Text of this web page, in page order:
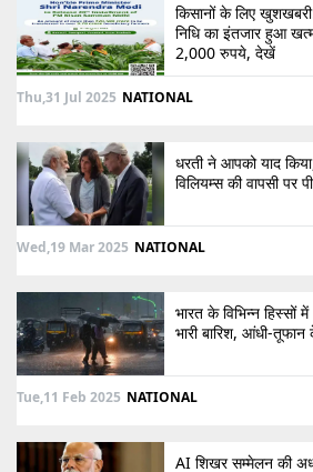
किसानों के लिए
निधि का इंतजार हुआ
2,000 रुपये, देखें
Thu,31 Jul 2025 NATIONAL
धरती ने आपको याद
विलियम्स की वापसी पर
Wed,19 Mar 2025 NATIONAL
भारत के विभिन्न
भारी बारिश, आंधी-तूफान
Tue,11 Feb 2025 NATIONAL
AI शिखर सम्मेलन की